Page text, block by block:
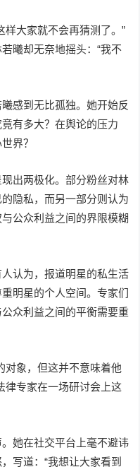
样大家就不会再猜测了。”
曦却无奈地摇头：“我不
感到无比孤独。她开始反
有多大？在舆论的压力
界？
出两极化。部分粉丝对林
隐私，而另一部分则认为
公众利益之间的界限模糊
认为，报道明星的私生活
明星的个人空间。专家们
众利益之间的平衡需要重
对象，但这并不意味着他
律专家在一场研讨会上这
她在社交平台上毫不避讳
写道：“我想让大家看到